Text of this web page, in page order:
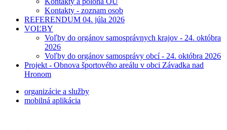
Kontakty - zoznam osob
REFERENDUM 04. júla 2026
VOĽBY
Voľby do orgánov samosprávnych krajov - 24. októbra
2026
Voľby do orgánov samosprávy obcí - 24. októbra 2026
Projekt - Obnova športového areálu v obci Závadka nad
Hronom
organizácie a služby
mobilná aplikácia